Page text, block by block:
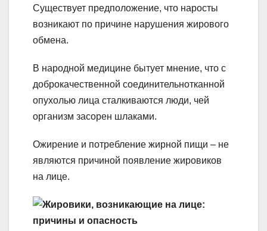
Существует предположение, что наросты
возникают по причине нарушения жирового
обмена.
В народной медицине бытует мнение, что с
доброкачественной соединительнотканной
опухолью лица сталкиваются люди, чей
организм засорен шлаками.
Ожирение и потребление жирной пищи – не
являются причиной появление жировиков
на лице.